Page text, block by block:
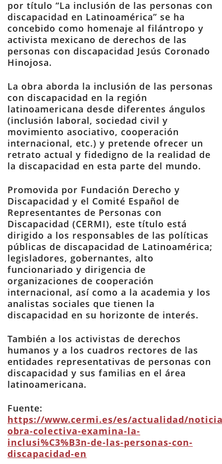
por título “La inclusión de las personas con
discapacidad en Latinoamérica” se ha
concebido como homenaje al filántropo y
activista mexicano de derechos de las
personas con discapacidad Jesús Coronado
Hinojosa.
La obra aborda la inclusión de las personas
con discapacidad en la región
latinoamericana desde diferentes ángulos
(inclusión laboral, sociedad civil y
movimiento asociativo, cooperación
internacional, etc.) y pretende ofrecer un
retrato actual y fidedigno de la realidad de
la discapacidad en esta parte del mundo.
Promovida por Fundación Derecho y
Discapacidad y el Comité Español de
Representantes de Personas con
Discapacidad (CERMI), este título está
dirigido a los responsables de las políticas
públicas de discapacidad de Latinoamérica;
legisladores, gobernantes, alto
funcionariado y dirigencia de
organizaciones de cooperación
internacional, así como a la academia y los
analistas sociales que tienen la
discapacidad en su horizonte de interés.
También a los activistas de derechos
humanos y a los cuadros rectores de las
entidades representativas de personas con
discapacidad y sus familias en el área
latinoamericana.
Fuente:
https://www.cermi.es/es/actualidad/
obra-colectiva-examina-la-
inclusi%C3%B3n-de-las-personas-con-
discapacidad-en